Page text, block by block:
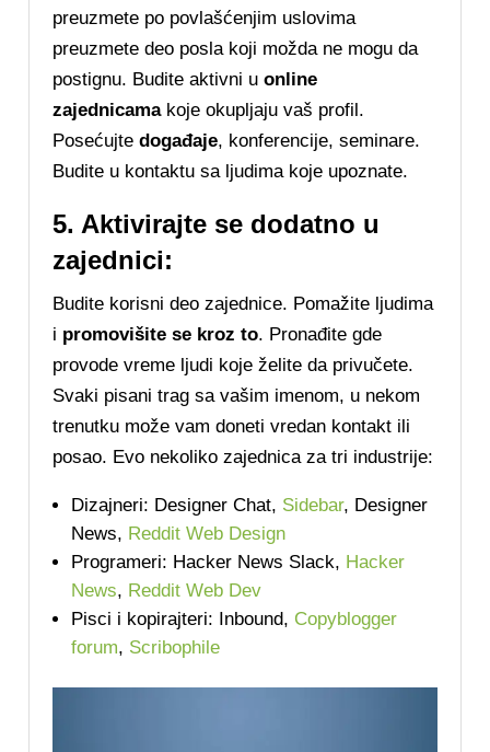
preuzmete po povlašćenjim uslovima
preuzmete deo posla koji možda ne mogu da
postignu. Budite aktivni uonline
zajednicamakoje okupljaju vaš profil.
Posećujtedogađaje, konferencije, seminare.
Budite u kontaktu sa ljudima koje upoznate.
5. Aktivirajte se dodatno u
zajednici:
Budite korisni deo zajednice. Pomažite ljudima
i promovišite se kroz to. Pronađite gde
provode vreme ljudi koje želite da privučete.
Svaki pisani trag sa vašim imenom, u nekom
trenutku može vam doneti vredan kontakt ili
posao. Evo nekoliko zajednica za tri industrije:
Dizajneri: Designer Chat, Sidebar, Designer
News, Reddit Web Design
Programeri: Hacker News Slack, Hacker
News, Reddit Web Dev
Pisci i kopirajteri: Inbound, Copyblogger
forum, Scribophile